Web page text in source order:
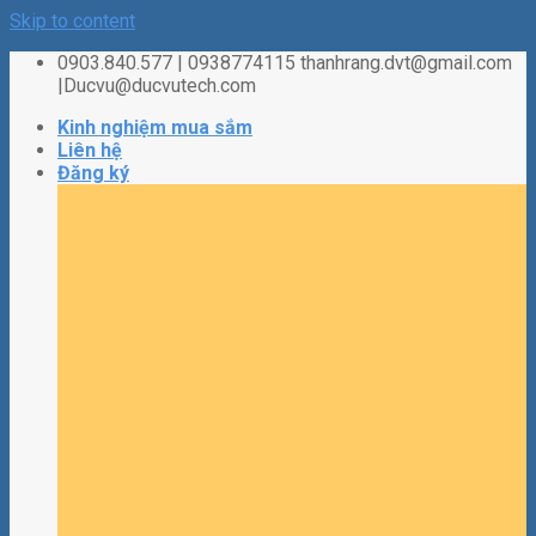
Skip to content
0903.840.577 | 0938774115 thanhrang.dvt@gmail.com
|Ducvu@ducvutech.com
Kinh nghiệm mua sắm
Liên hệ
Đăng ký